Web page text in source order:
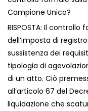
Campione Unico?
RISPOSTA: Il
dell’imposta di
sussistenza dei
tipologia di
di un atto. Ciò
all’articolo 67 del
liquidazione che